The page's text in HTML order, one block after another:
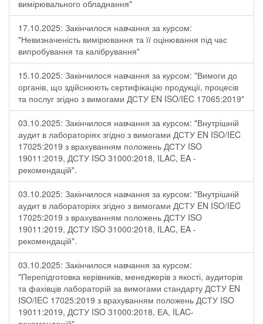
вимірювального обладнання"
17.10.2025: Закінчилося навчання за курсом:
"Невизначеність вимірювання та її оцінювання під час
випробування та калібрування"
15.10.2025: Закінчилося навчання за курсом: "Вимоги до
органів, що здійснюють сертифікацію продукції, процесів
та послуг згідно з вимогами ДСТУ EN ISO/IEC 17065:2019"
03.10.2025: Закінчилося навчання за курсом: "Внутрішній
аудит в лабораторіях згідно з вимогами ДСТУ EN ISO/IEC
17025:2019 з врахуванням положень ДСТУ ISO
19011:2019, ДСТУ ISO 31000:2018, ILAC, EA -
рекомендацій".
03.10.2025: Закінчилося навчання за курсом: "Внутрішній
аудит в лабораторіях згідно з вимогами ДСТУ EN ISO/IEC
17025:2019 з врахуванням положень ДСТУ ISO
19011:2019, ДСТУ ISO 31000:2018, ILAC, EA -
рекомендацій".
03.10.2025: Закінчилося навчання за курсом:
"Перепідготовка керівників, менеджерів з якості, аудиторів
та фахівців лабораторій за вимогами стандарту ДСТУ EN
ISO/IEC 17025:2019 з врахуванням положень ДСТУ ISO
19011:2019, ДСТУ ISO 31000:2018, ЕА, ILAC-